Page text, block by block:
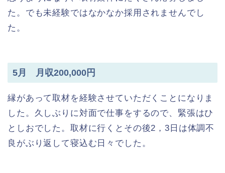
た。でも未経験ではなかなか採用されませんでし
た。
5月 月収200,000円
縁があって取材を経験させていただくことになりま
した。久しぶりに対面で仕事をするので、緊張はひ
としおでした。取材に行くとその後2，3日は体調不
良がぶり返して寝込む日々でした。